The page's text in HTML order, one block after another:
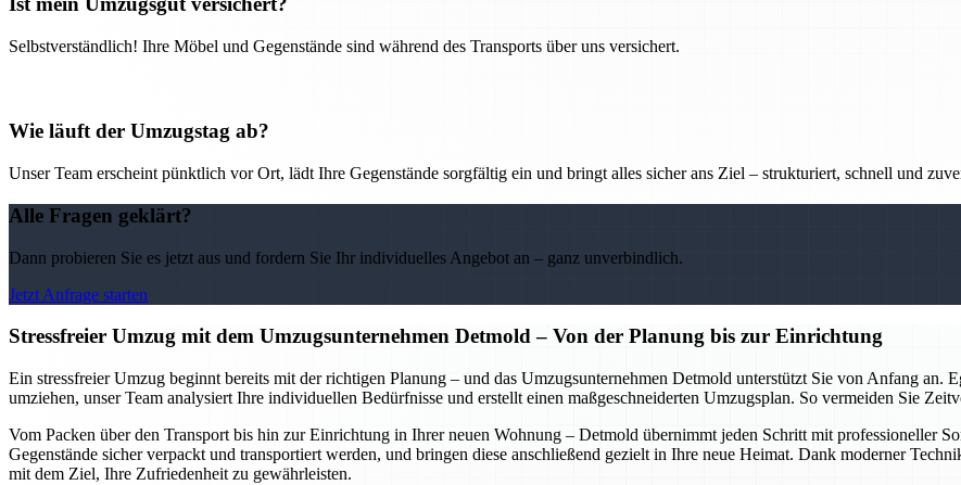
Selbstverständlich! Ihre Möbel und Gegenstände sind während des Transports über uns versichert.
Wie läuft der Umzugstag ab?
Unser Team erscheint pünktlich vor Ort, lädt Ihre Gegenstände sorgfältig ein und bringt alles sicher ans Ziel – strukturiert, schnell und
Alle Fragen geklärt?
Dann probieren Sie es jetzt aus und fordern Sie Ihr individuelles Angebot an – ganz unverbindlich.
Jetzt Anfrage starten
Stressfreier Umzug mit dem Umzugsunternehmen Detmold – Von der Planung bis zur Einrichtung
Ein stressfreier Umzug beginnt bereits mit der richtigen Planung – und das Umzugsunternehmen Detmold unterstützt Sie von Anfang an.
umziehen, unser Team analysiert Ihre individuellen Bedürfnisse und erstellt einen maßgeschneiderten Umzugsplan. So vermeiden Sie
Vom Packen über den Transport bis hin zur Einrichtung in Ihrer neuen Wohnung – Detmold übernimmt jeden Schritt mit professioneller
Gegenstände sicher verpackt und transportiert werden, und bringen diese anschließend gezielt in Ihre neue Heimat. Dank moderner
mit dem Ziel, Ihre Zufriedenheit zu gewährleisten.